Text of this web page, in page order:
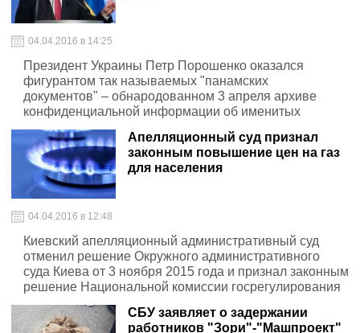
04.04.2016 в 14:25
Президент Украины Петр Порошенко оказался
фигурантом так называемых "панамских
документов" – обнародованном 3 апреля архиве
конфиденциальной информации об именитых
владельцах крупных оффшоров.
Апелляционный суд признал
законным повышение цен на газ
для населения
04.04.2016 в 12:48
Киевский апелляционный административный суд
отменил решение Окружного административного
суда Киева от 3 ноября 2015 года и признал законным
решение Национальной комиссии госрегулирования
энергетики и коммунальных услуг
СБУ заявляет о задержании
работников "Зори"-"Машпроект"